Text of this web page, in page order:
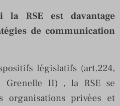
la RSE est davantage
de communication
législatifs (art.224,
Grenelle II) , la RSE se
organisations privées et